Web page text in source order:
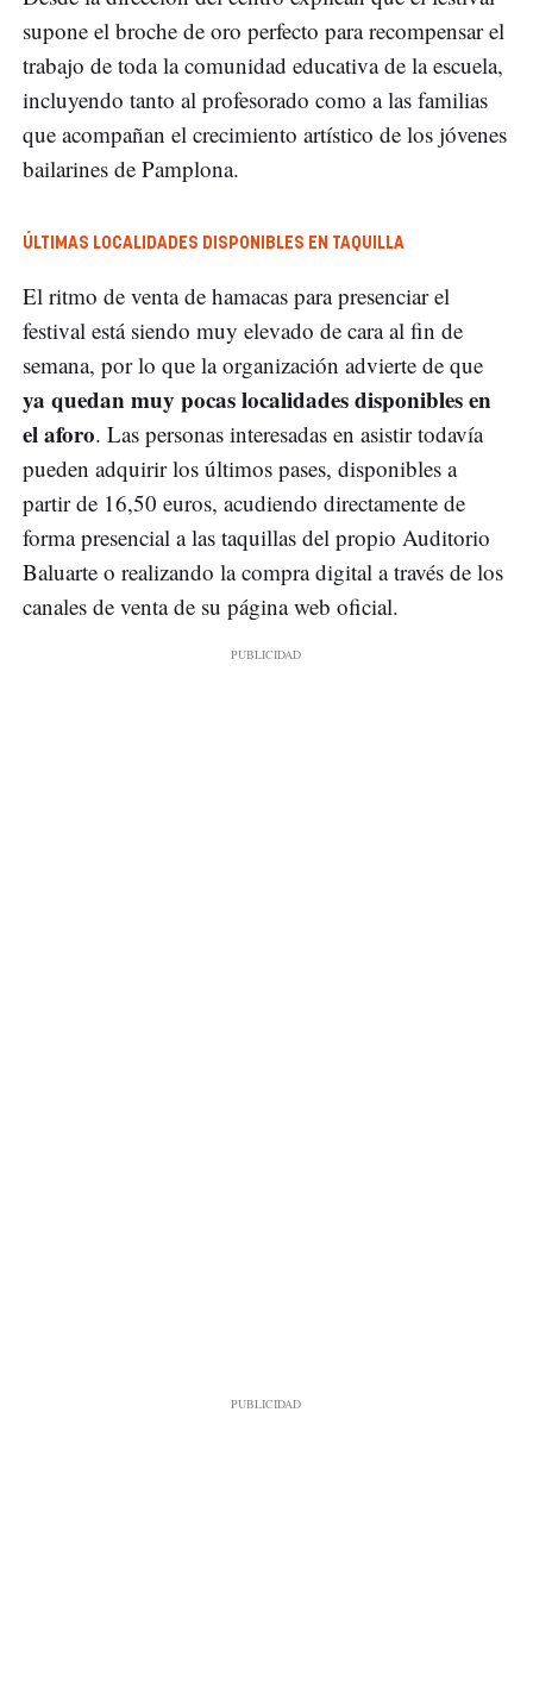
supone el broche de oro perfecto para recompensar el
trabajo de toda la comunidad educativa de la escuela,
incluyendo tanto al profesorado como a las familias
que acompañan el crecimiento artístico de los jóvenes
bailarines de Pamplona.
ÚLTIMAS LOCALIDADES DISPONIBLES EN TAQUILLA
El ritmo de venta de hamacas para presenciar el
festival está siendo muy elevado de cara al fin de
semana, por lo que la organización advierte de que
ya quedan muy pocas localidades disponibles en
el aforo. Las personas interesadas en asistir todavía
pueden adquirir los últimos pases, disponibles a
partir de 16,50 euros, acudiendo directamente de
forma presencial a las taquillas del propio Auditorio
Baluarte o realizando la compra digital a través de los
canales de venta de su página web oficial.